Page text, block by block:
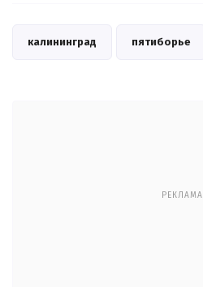
калининград пятиборье
РЕКЛАМА